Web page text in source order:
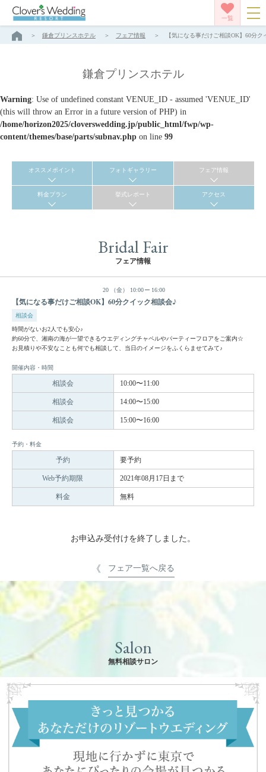
一覧
鎌倉プリンスホテル フェア情報 【気になる事だけご相談OK】60分
鎌倉プリンスホテル
Warning: Use of undefined constant VENUE_ID - assumed 'VENUE_ID'
(this will throw an Error in a future version of PHP) in
/home/horizon2025/cloverswedding.jp/public_html/fwp/wp-
content/themes/base/parts/subnav.php on line 99
オススメポイント フォトギャラリー フェア情報
料金プラン 挙式レポート アクセス
Bridal Fair
フェア情報
20 （金） 10:00 16:00
【気になる事だけご相談OK】60分クイック相談会♪
相談会
時間がないお2人でも安心♪
約60分で、湘南の海が一望できるウエディングチャペルやパーティーフロアをご案内☆
お見積りや不安なことも何でも相談して、当日のイメージをふくらませてみて♪
開催内容・時間
相談会 10:00〜11:00
相談会 14:00〜15:00
相談会 15:00〜16:00
予約・料金
予約 要予約
Web予約期限 2021年08月17日まで
料金 無料
お申込み受付けを終了しました。
フェア一覧へ戻る
Salon
無料相談サロン